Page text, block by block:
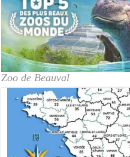
Zoo de Beauval